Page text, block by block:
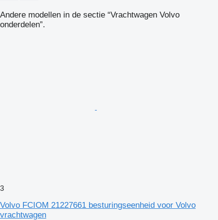
Andere modellen in de sectie “Vrachtwagen Volvo
onderdelen”.
3
Volvo FCIOM 21227661 besturingseenheid voor Volvo
vrachtwagen